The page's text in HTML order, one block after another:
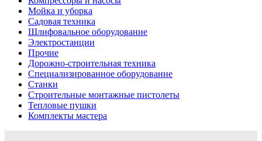
Мойка и уборка
Садовая техника
Шлифовальное оборудование
Электростанции
Прочие
Дорожно-строительная техника
Специализированное оборудование
Станки
Строительные монтажные пистолеты
Тепловые пушки
Комплекты мастера